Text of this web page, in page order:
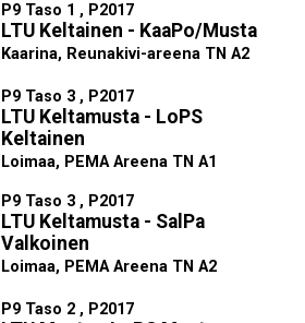
P9 Taso 1 , P2017
LTU Keltainen - KaaPo/Musta
Kaarina, Reunakivi-areena TN A2
P9 Taso 3 , P2017
LTU Keltamusta - LoPS
Keltainen
Loimaa, PEMA Areena TN A1
P9 Taso 3 , P2017
LTU Keltamusta - SalPa
Valkoinen
Loimaa, PEMA Areena TN A2
P9 Taso 2 , P2017